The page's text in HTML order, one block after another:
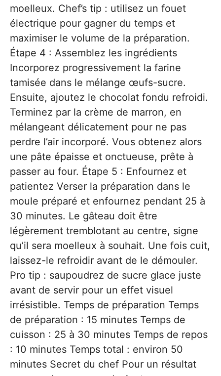
moelleux. Chef’s tip : utilisez un fouet
électrique pour gagner du temps et
maximiser le volume de la préparation.
Étape 4 : Assemblez les ingrédients
Incorporez progressivement la farine
tamisée dans le mélange œufs-sucre.
Ensuite, ajoutez le chocolat fondu refroidi.
Terminez par la crème de marron, en
mélangeant délicatement pour ne pas
perdre l’air incorporé. Vous obtenez alors
une pâte épaisse et onctueuse, prête à
passer au four. Étape 5 : Enfournez et
patientez Verser la préparation dans le
moule préparé et enfournez pendant 25 à
30 minutes. Le gâteau doit être
légèrement tremblotant au centre, signe
qu’il sera moelleux à souhait. Une fois cuit,
laissez-le refroidir avant de le démouler.
Pro tip : saupoudrez de sucre glace juste
avant de servir pour un effet visuel
irrésistible. Temps de préparation Temps
de préparation : 15 minutes Temps de
cuisson : 25 à 30 minutes Temps de repos
: 10 minutes Temps total : environ 50
minutes Secret du chef Pour un résultat